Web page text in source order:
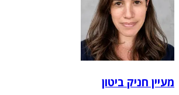
מעיין חניק ביטון